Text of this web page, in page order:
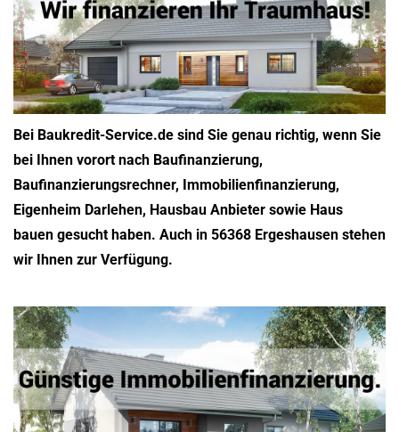
Bei Baukredit-Service.de sind Sie genau richtig, wenn Sie
bei Ihnen vorort nach Baufinanzierung,
Baufinanzierungsrechner, Immobilienfinanzierung,
Eigenheim Darlehen, Hausbau Anbieter sowie Haus
bauen gesucht haben. Auch in 56368 Ergeshausen stehen
wir Ihnen zur Verfügung.